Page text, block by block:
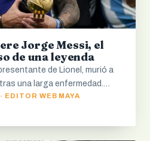
Jorge Messi, el
de una leyenda
de Lionel, murió a
una larga enfermedad.…
EDITOR WEB MAYA